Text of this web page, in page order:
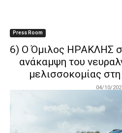
Press Room
6) Ο Όμιλος ΗΡΑΚΛΗΣ
ανάκαμψη του
μελισσοκομίας
04/10/